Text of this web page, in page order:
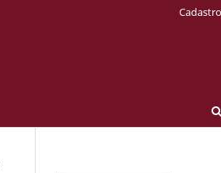
Cadastro